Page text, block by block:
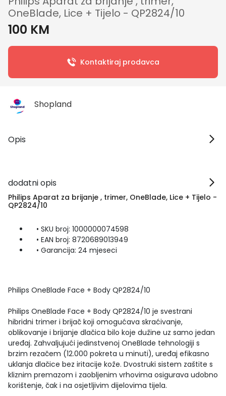
OneBlade, Lice + Tijelo - QP2824/10
100 KM
Kontaktiraj prodavca
Shopland
Opis
dodatni opis
Philips Aparat za brijanje , trimer, OneBlade, Lice + Tijelo -
QP2824/10
• SKU broj: 1000000074598
• EAN broj: 8720689013949
• Garancija: 24 mjeseci
Philips OneBlade Face + Body QP2824/10
Philips OneBlade Face + Body QP2824/10 je svestrani
hibridni trimer i brijač koji omogućava skraćivanje,
oblikovanje i brijanje dlačica bilo koje dužine uz samo jedan
uređaj. Zahvaljujući jedinstvenoj OneBlade tehnologiji s
brzim rezačem (12.000 pokreta u minuti), uređaj efikasno
uklanja dlačice bez iritacije kože. Dvostruki sistem zaštite s
kliznim premazom i zaobljenim vrhovima osigurava udobno
korištenje, čak i na osjetljivim dijelovima tijela.